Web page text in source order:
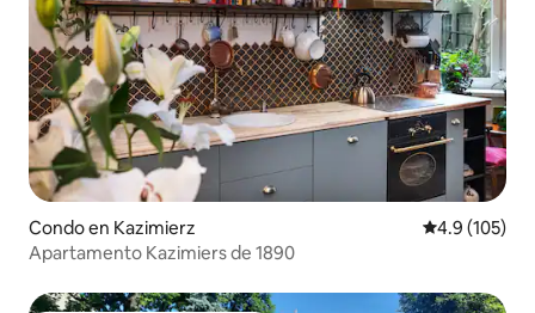
Condo en Kazimierz Calificación
4.9 (105)
Apartamento Kazimiers de 1890